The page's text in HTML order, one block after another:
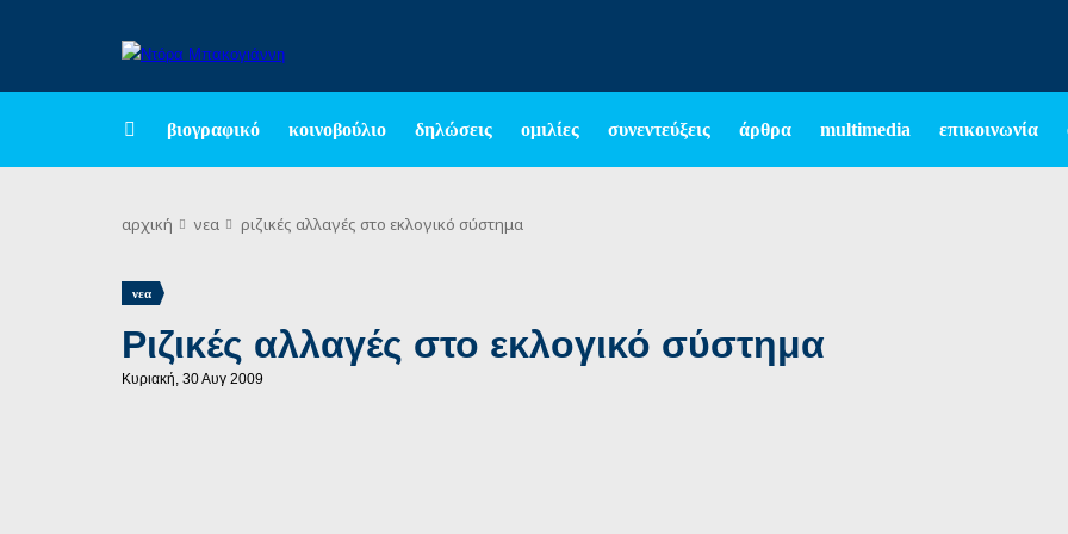
βιογραφικό κοινοβούλιο δηλώσεις ομιλίες συνεντεύξεις άρθρα multimedia επικοινωνία
αρχική νεα ριζικές αλλαγές στο εκλογικό σύστημα
νεα
Ριζικές αλλαγές στο εκλογικό σύστημα
Κυριακή, 30 Αυγ 2009